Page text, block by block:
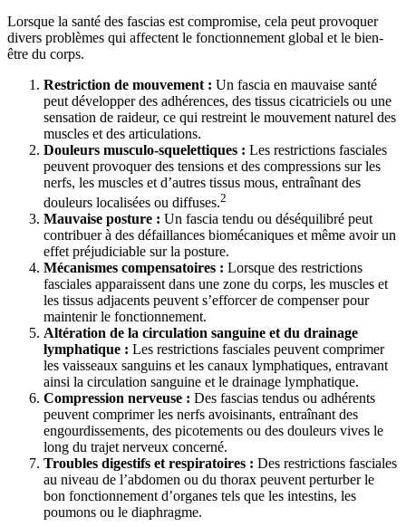
Lorsque la santé des fascias est compromise, cela peut provoquer
divers problèmes qui affectent le fonctionnement global et le bien-
être du corps.
Restriction de mouvement : Un fascia en mauvaise santé
peut développer des adhérences, des tissus cicatriciels ou une
sensation de raideur, ce qui restreint le mouvement naturel des
muscles et des articulations.
Douleurs musculo-squelettiques : Les restrictions fasciales
peuvent provoquer des tensions et des compressions sur les
nerfs, les muscles et d’autres tissus mous, entraînant des
douleurs localisées ou diffuses.2
Mauvaise posture : Un fascia tendu ou déséquilibré peut
contribuer à des défaillances biomécaniques et même avoir un
effet préjudiciable sur la posture.
Mécanismes compensatoires : Lorsque des restrictions
fasciales apparaissent dans une zone du corps, les muscles et
les tissus adjacents peuvent s’efforcer de compenser pour
maintenir le fonctionnement.
Altération de la circulation sanguine et du drainage
lymphatique : Les restrictions fasciales peuvent comprimer
les vaisseaux sanguins et les canaux lymphatiques, entravant
ainsi la circulation sanguine et le drainage lymphatique.
Compression nerveuse : Des fascias tendus ou adhérents
peuvent comprimer les nerfs avoisinants, entraînant des
engourdissements, des picotements ou des douleurs vives le
long du trajet nerveux concerné.
Troubles digestifs et respiratoires : Des restrictions fasciales
au niveau de l’abdomen ou du thorax peuvent perturber le
bon fonctionnement d’organes tels que les intestins, les
poumons ou le diaphragme.